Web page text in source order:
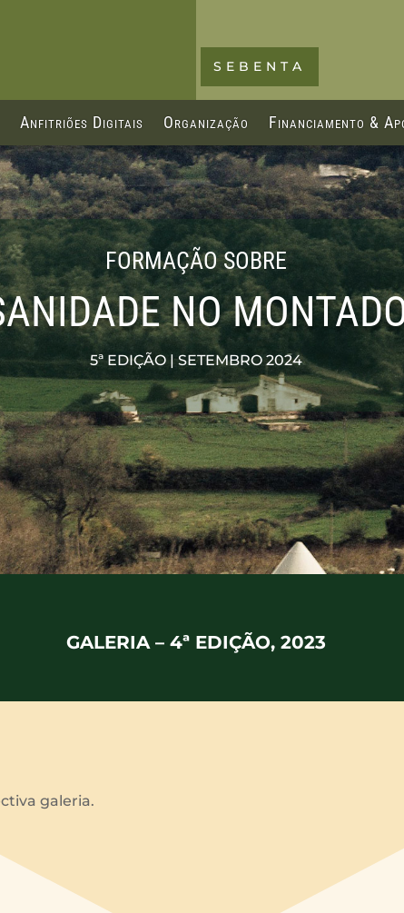
SEBENTA
Anfitriões Digitais Organização Financiamento &
FORMAÇÃO SOBRE
NO
5ª EDIÇÃO | SETEMBRO 2024
GALERIA – 4ª EDIÇÃO, 2023
galeria.